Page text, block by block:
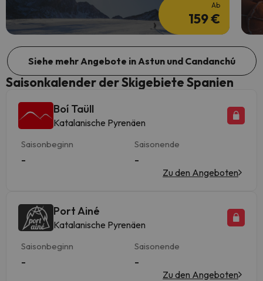
Ab
159 €
Siehe mehr Angebote in Astun und Candanchú
Saisonkalender der Skigebiete Spanien
Boí Taüll
Katalanische Pyrenäen
Saisonbeginn
-
Saisonende
-
Zu den Angeboten
Port Ainé
Katalanische Pyrenäen
Saisonbeginn
-
Saisonende
-
Zu den Angeboten